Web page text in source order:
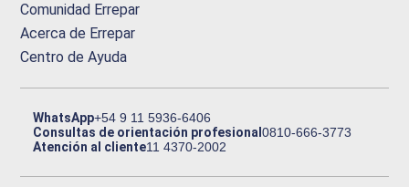
Comunidad Errepar
Acerca de Errepar
Centro de Ayuda
WhatsApp+54 9 11 5936-6406
Consultas de orientación profesional0810-666-3773
Atención al cliente11 4370-2002